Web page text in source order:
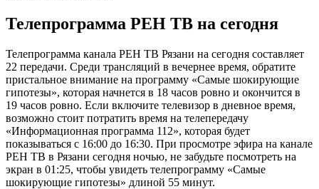
Телепрограмма РЕН ТВ на сегодня
Телепрограмма канала РЕН ТВ Рязани на сегодня составляет
22 передачи. Среди трансляций в вечернее время, обратите
пристальное внимание на программу «Самые шoкиpующие
гипотезы», которая начнется в 18 часов ровно и окончится в
19 часов ровно. Если включите телевизор в дневное время,
возможно стоит потратить время на телепередачу
«Информационная программа 112», которая будет
показываться с 16:00 до 16:30. При просмотре эфира на канале
РЕН ТВ в Рязани сегодня ночью, не забудьте посмотреть на
экран в 01:25, чтобы увидеть телепрограмму «Самые
шoкиpующие гипотезы» длиной 55 минут.